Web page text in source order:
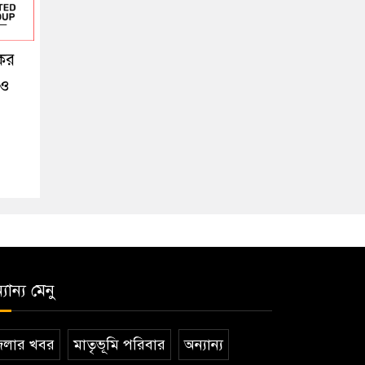
মেনু
খবর মাতৃভূমি পরিবার অন্যান্য